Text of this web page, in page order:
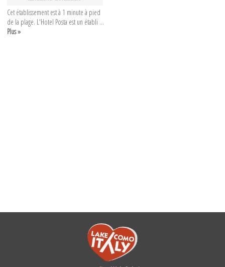
Cet établissement est à 1 minute à pied
de la plage. L'Hotel Posta est un établi ...
Plus »